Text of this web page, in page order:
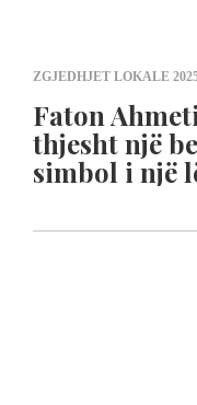
ZGJEDHJET LOKALE
Faton
thjesht një
simbol i një